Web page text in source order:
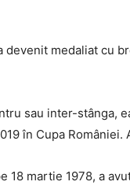
medaliat cu
sau inter-stânga,
în Cupa
18 martie 1978, a